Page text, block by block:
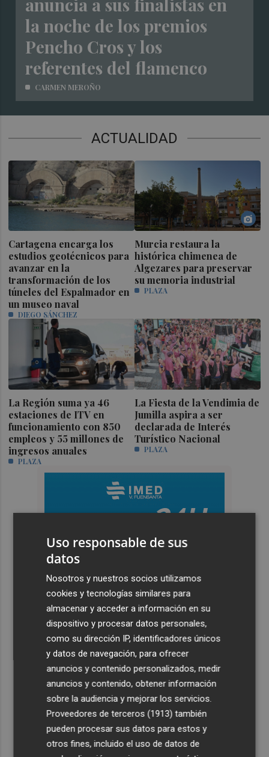
anuncia a sus finalistas en
la noche de los premios
Pencho Cros y los
referentes del flamenco
CARMEN MEROÑO
ACTUALIDAD
Cartagena encarga los
estudios geotécnicos para
avanzar en la
transformación de los
túneles del Espalmador en
un museo naval
DIEGO SÁNCHEZ
Murcia restaura la
histórica chimenea de
Algezares para preservar
su memoria industrial
PLAZA
La Región suma ya 46
estaciones de ITV en
funcionamiento con 850
empleos y 55 millones de
ingresos anuales
PLAZA
La Fiesta de la Vendimia de
Jumilla aspira a ser
declarada de Interés
Turístico Nacional
PLAZA
Uso responsable de sus
datos
Nosotros y nuestros socios utilizamos
cookies y tecnologías similares para
almacenar y acceder a información en su
dispositivo y procesar datos personales,
como su dirección IP, identificadores únicos
y datos de navegación, para ofrecer
anuncios y contenido personalizados, medir
anuncios y contenido, obtener información
sobre la audiencia y mejorar los servicios.
Proveedores de terceros (1913) también
pueden procesar sus datos para estos y
otros fines, incluido el uso de datos de